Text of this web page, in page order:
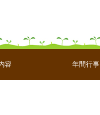
容 年間行事